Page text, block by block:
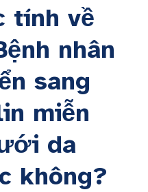
tính về
nhân
sang
miễn
da
không?